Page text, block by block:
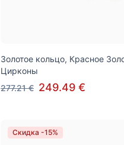
Золотое кольцо, Красное
Цирконы
277.21 € 249.49 €
Скидка -15%